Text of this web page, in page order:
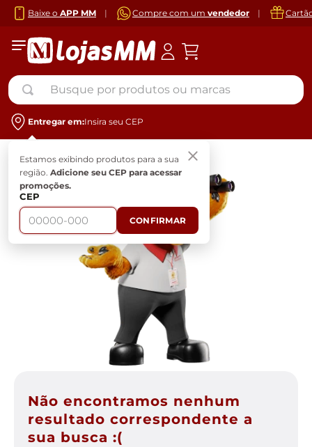
Baixe o APP MM | Compre com um vendedor |
Busque por produtos ou marcas
Entregar em:Insira seu CEP
Estamos exibindo produtos para a sua
região. Adicione seu CEP para acessar
promoções.
CEP
CONFIRMAR
Não encontramos nenhum
resultado correspondente a
sua busca :(